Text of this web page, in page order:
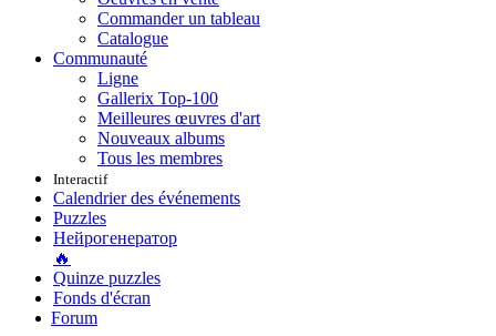
Commander un tableau
Catalogue
Communauté
Ligne
Gallerix Top-100
Meilleures œuvres d'art
Nouveaux albums
Tous les membres
Interactif
Calendrier des événements
Puzzles
Нейрогенератор
🔥
Quinze puzzles
Fonds d'écran
Forum